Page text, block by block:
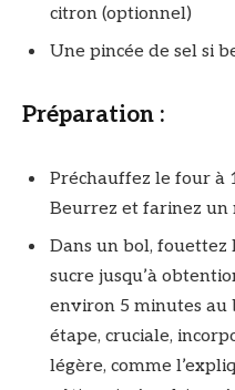
citron (optionnel)
Une pincée de sel si
Préparation :
Préchauffez le four à
Beurrez et farinez un
Dans un bol,
sucre jusqu’à
environ 5 minutes au
étape, cruciale,
légère, comme